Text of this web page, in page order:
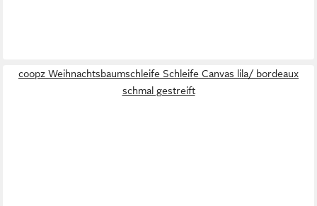
coopz Weihnachtsbaumschleife Schleife Canvas lila/ bordeaux
schmal gestreift